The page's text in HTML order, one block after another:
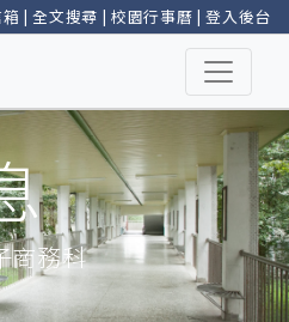
|全文搜尋 | 校園行事曆 |登入後台
商務科